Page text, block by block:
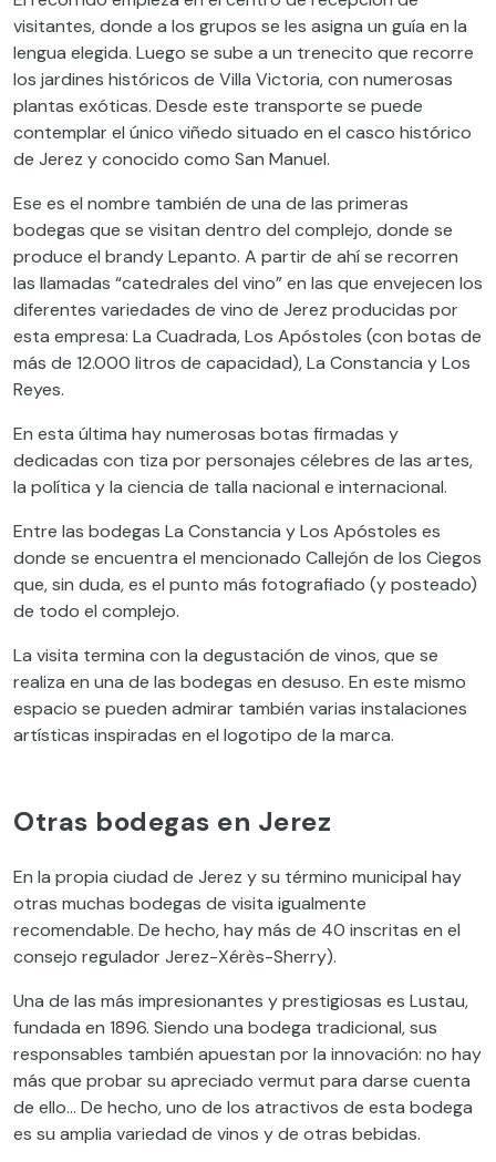
visitantes, donde a los grupos se les asigna un guía en la
lengua elegida. Luego se sube a un trenecito que recorre
los jardines históricos de Villa Victoria, con numerosas
plantas exóticas. Desde este transporte se puede
contemplar el único viñedo situado en el casco histórico
de Jerez y conocido como San Manuel.
Ese es el nombre también de una de las primeras
bodegas que se visitan dentro del complejo, donde se
produce el brandy Lepanto. A partir de ahí se recorren
las llamadas “catedrales del vino” en las que envejecen los
diferentes variedades de vino de Jerez producidas por
esta empresa: La Cuadrada, Los Apóstoles (con botas de
más de 12.000 litros de capacidad), La Constancia y Los
Reyes.
En esta última hay numerosas botas firmadas y
dedicadas con tiza por personajes célebres de las artes,
la política y la ciencia de talla nacional e internacional.
Entre las bodegas La Constancia y Los Apóstoles es
donde se encuentra el mencionado Callejón de los Ciegos
que, sin duda, es el punto más fotografiado (y posteado)
de todo el complejo.
La visita termina con la degustación de vinos, que se
realiza en una de las bodegas en desuso. En este mismo
espacio se pueden admirar también varias instalaciones
artísticas inspiradas en el logotipo de la marca.
Otras bodegas en Jerez
En la propia ciudad de Jerez y su término municipal hay
otras muchas bodegas de visita igualmente
recomendable. De hecho, hay más de 40 inscritas en el
consejo regulador Jerez-Xérès-Sherry).
Una de las más impresionantes y prestigiosas es Lustau,
fundada en 1896. Siendo una bodega tradicional, sus
responsables también apuestan por la innovación: no hay
más que probar su apreciado vermut para darse cuenta
de ello… De hecho, uno de los atractivos de esta bodega
es su amplia variedad de vinos y de otras bebidas.